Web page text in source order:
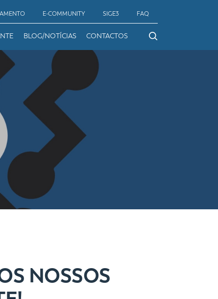
E-COMMUNITY SIGE3 FAQ
BLOG/NOTÍCIAS CONTACTOS
NOSSOS